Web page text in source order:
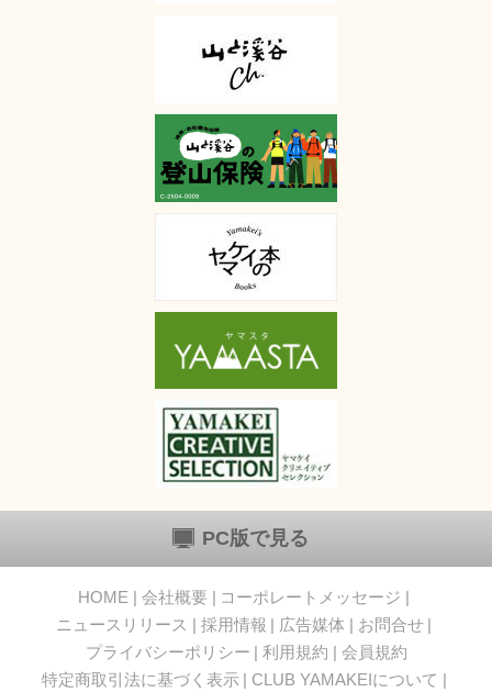
PC版で見る
HOME 会社概要
コーポレートメッセージ
ニュースリリース
採用情報 広告媒体
お問合せ
プライバシーポリシー
利用規約
会員規約
特定商取引法に基づく表示
CLUB YAMAKEIについて